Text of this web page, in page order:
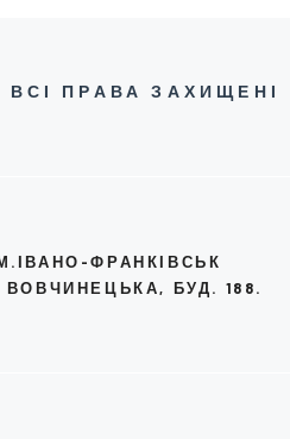
ВСІ ПРАВА ЗАХИЩЕНІ
ФРАНКІВСЬК
ВОВЧИНЕЦЬКА, БУД. 188.